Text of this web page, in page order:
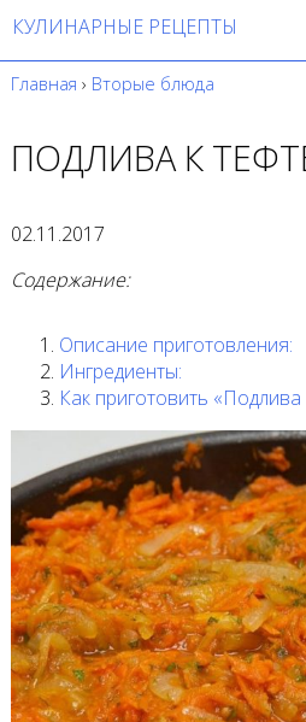
КУЛИНАРНЫЕ РЕЦЕПТЫ
Главная › Вторые блюда
ПОДЛИВА К
02.11.2017
Содержание:
Описание приготовления:
Ингредиенты:
Как приготовить